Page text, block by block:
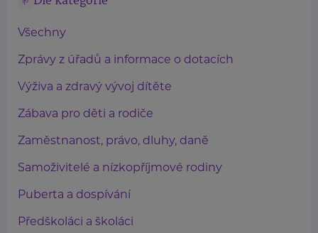
Všechny
Zprávy z úřadů a informace o dotacích
Výživa a zdravý vývoj dítěte
Zábava pro děti a rodiče
Zaměstnanost, právo, dluhy, daně
Samoživitelé a nízkopříjmové rodiny
Puberta a dospívání
Předškoláci a školáci